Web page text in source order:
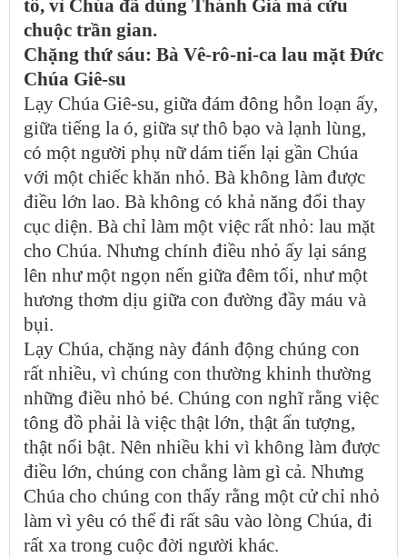
tô, vì Chúa đã dùng Thánh Giá mà cứu
chuộc trần gian.
Chặng thứ sáu: Bà Vê-rô-ni-ca lau mặt Đức
Chúa Giê-su
Lạy Chúa Giê-su, giữa đám đông hỗn loạn ấy,
giữa tiếng la ó, giữa sự thô bạo và lạnh lùng,
có một người phụ nữ dám tiến lại gần Chúa
với một chiếc khăn nhỏ. Bà không làm được
điều lớn lao. Bà không có khả năng đổi thay
cục diện. Bà chỉ làm một việc rất nhỏ: lau mặt
cho Chúa. Nhưng chính điều nhỏ ấy lại sáng
lên như một ngọn nến giữa đêm tối, như một
hương thơm dịu giữa con đường đầy máu và
bụi.
Lạy Chúa, chặng này đánh động chúng con
rất nhiều, vì chúng con thường khinh thường
những điều nhỏ bé. Chúng con nghĩ rằng việc
tông đồ phải là việc thật lớn, thật ấn tượng,
thật nổi bật. Nên nhiều khi vì không làm được
điều lớn, chúng con chẳng làm gì cả. Nhưng
Chúa cho chúng con thấy rằng một cử chỉ nhỏ
làm vì yêu có thể đi rất sâu vào lòng Chúa, đi
rất xa trong cuộc đời người khác.